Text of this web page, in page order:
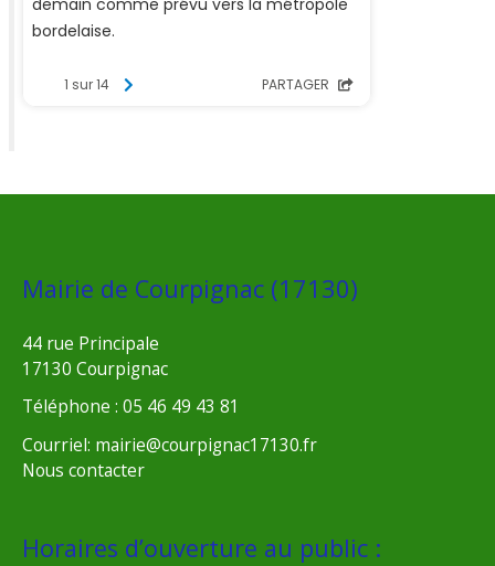
Mairie de Courpignac (17130)
44 rue Principale
17130 Courpignac
Téléphone : 05 46 49 43 81
Courriel: mairie@courpignac17130.fr
Nous contacter
Horaires d’ouverture au public :